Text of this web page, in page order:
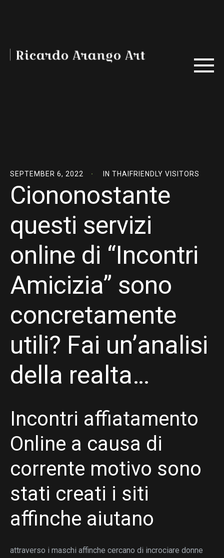
SEPTEMBER 6, 2022 IN THAIFRIENDLY VISITORS
Ciononostante
questi servizi
online di “Incontri
Amicizia” sono
concretamente
utili? Fai un’analisi
della realta…
Incontri affiatamento
Online a causa di
corrente motivo sono
stati creati i siti
affinche aiutano
attraverso i maschi affinche cercano di incrociare donne